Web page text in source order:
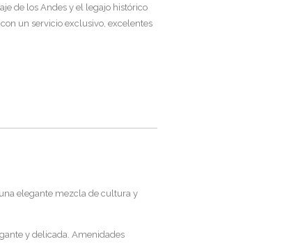
de los Andes y el legajo histórico
un servicio exclusivo, excelentes
elegante mezcla de cultura y
y delicada. Amenidades